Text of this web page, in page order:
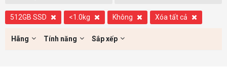
512GB SSD <1.0kg Không Xóa tất cả
Hãng Tính năng Sắp xếp